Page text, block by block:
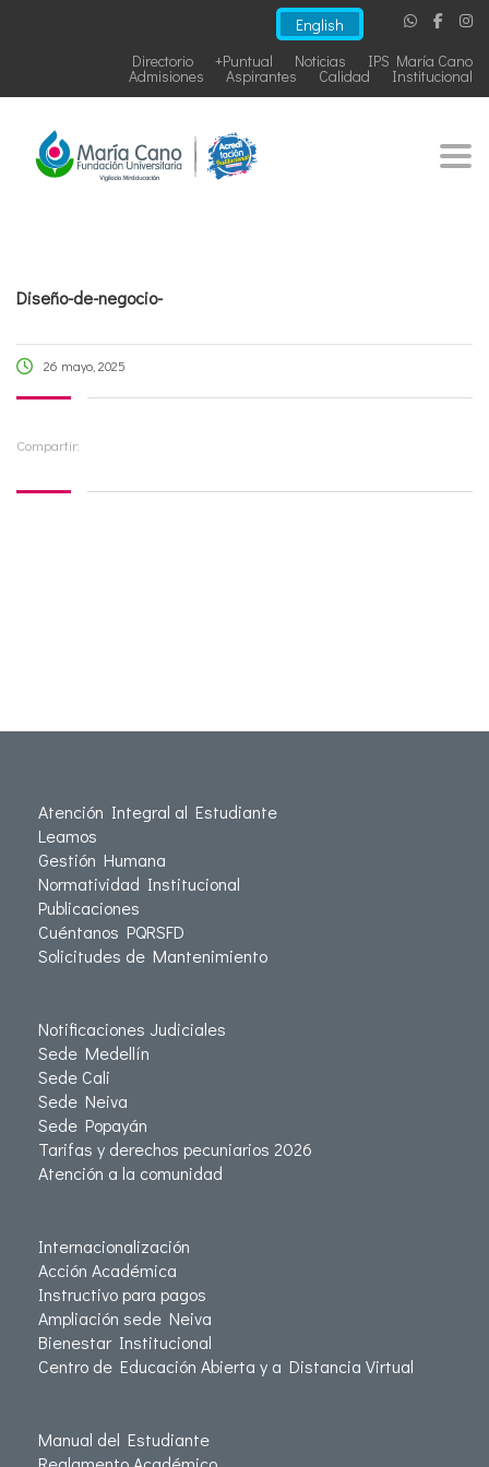
English
IPS María Cano
Noticias
+Puntual
Directorio
Institucional
Calidad
Aspirantes
Admisiones
Diseño-de-negocio-
26 mayo, 2025
Compartir:
Atención Integral al Estudiante
Leamos
Gestión Humana
Normatividad Institucional
Publicaciones
Cuéntanos PQRSFD
Solicitudes de Mantenimiento
Notificaciones Judiciales
Sede Medellín
Sede Cali
Sede Neiva
Sede Popayán
Tarifas y derechos pecuniarios 2026
Atención a la comunidad
Internacionalización
Acción Académica
Instructivo para pagos
Ampliación sede Neiva
Bienestar Institucional
Centro de Educación Abierta y a Distancia Virtual
Manual del Estudiante